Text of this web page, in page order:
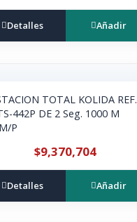
Detalles Añadir
TOTAL KOLIDA REF.
442P DE 2 Seg. 1000 M
P
$9,370,704
Detalles Añadir